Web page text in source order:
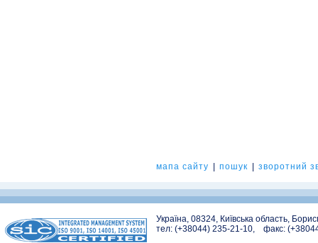
мапа сайту пошук зворотний
Україна, 08324, Київська область,
тел: (+38044) 235-21-10, факс: